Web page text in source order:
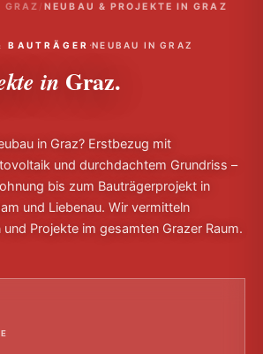
GRAZ /NEUBAU & PROJEKTE IN GRAZ
BAUTRÄGER ·NEUBAU IN GRAZ
in Graz.
in Graz? Erstbezug mit
und durchdachtem Grundriss –
bis zum Bauträgerprojekt in
und Liebenau. Wir vermitteln
Projekte im gesamten Grazer Raum.